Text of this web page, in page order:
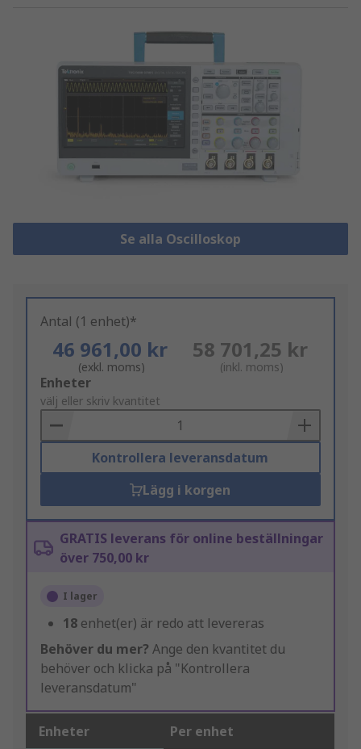
Se alla Oscilloskop
Antal (1 enhet)*
46 961,00 kr
(exkl. moms)
58 701,25 kr
(inkl. moms)
Add
to
Basket
Enheter
välj eller skriv kvantitet
Kontrollera leveransdatum
Lägg i korgen
GRATIS leverans för online beställningar
över 750,00 kr
I lager
18 enhet(er) är redo att levereras
Behöver du mer? Ange den kvantitet du
behöver och klicka på "Kontrollera
leveransdatum"
Enheter Per enhet